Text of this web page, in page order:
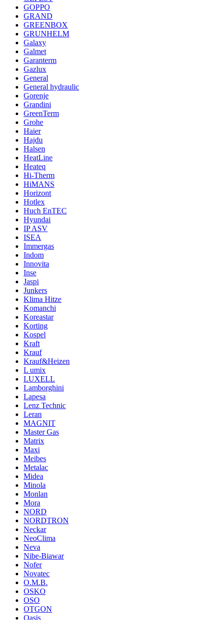
GOPPO
GRAND
GREENBOX
GRUNHELM
Galaxy
Galmet
Garanterm
Gazlux
General
General hydraulic
Gorenje
Grandini
GreenTerm
Grohe
Haier
Hajdu
Halsen
HeatLine
Heateq
Hi-Therm
HiMANS
Horizont
Hotlex
Huch EnTEC
Hyundai
IP ASV
ISEA
Immergas
Indom
Innovita
Inse
Jaspi
Junkers
Klima Hitze
Komanchi
Koreastar
Korting
Kospel
Kraft
Krauf
Krauf&Heizen
L umix
LUXELL
Lamborghini
Lapesa
Lenz Technic
Leran
MAGNIT
Master Gas
Matrix
Maxi
Meibes
Metalac
Midea
Minola
Monlan
Mora
NORD
NORDTRON
Neckar
NeoClima
Neva
Nibe-Biawar
Nofer
Novatec
O.M.B.
OSKO
OSO
OTGON
Oasis